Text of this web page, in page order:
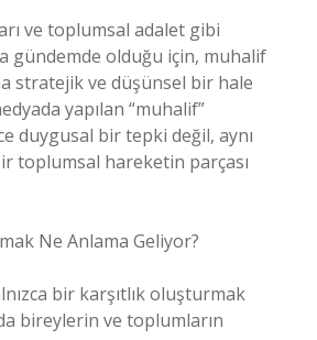
ve toplumsal adalet gibi
gündemde olduğu için, muhalif
stratejik ve düşünsel bir hale
yapılan “muhalif”
duygusal bir tepki değil, aynı
toplumsal hareketin parçası
Ne Anlama Geliyor?
bir karşıtlık oluşturmak
bireylerin ve toplumların